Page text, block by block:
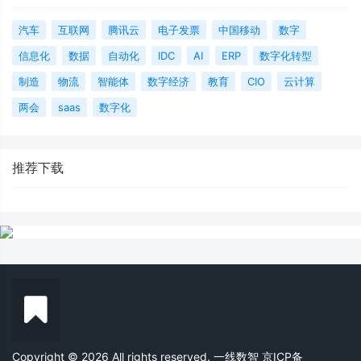
汽车 互联网 腾讯云 电子发票 中国移动
数字
信息化
数据 自动化 IDC AI ERP
数字化转型
制造
物流 智能体 数字经济 教育 CIO
云计算
两会
saas 数字化
推荐下载
Copyright © 2026 All rights reserved. 一线数智 京ICP备